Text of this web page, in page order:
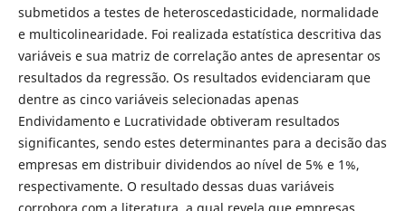
submetidos a testes de heteroscedasticidade, normalidade
e multicolinearidade. Foi realizada estatística descritiva das
variáveis e sua matriz de correlação antes de apresentar os
resultados da regressão. Os resultados evidenciaram que
dentre as cinco variáveis selecionadas apenas
Endividamento e Lucratividade obtiveram resultados
significantes, sendo estes determinantes para a decisão das
empresas em distribuir dividendos ao nível de 5% e 1%,
respectivamente. O resultado dessas duas variáveis